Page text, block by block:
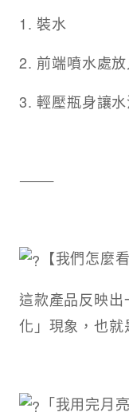
1. 裝水
2. 前端噴水處放
3. 輕壓瓶身讓水
⸻
【我們怎麼
這款產品反映
化」現象，也就
「我用完月